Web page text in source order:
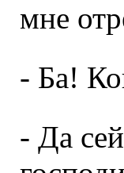
мне
- Ба!
- Да